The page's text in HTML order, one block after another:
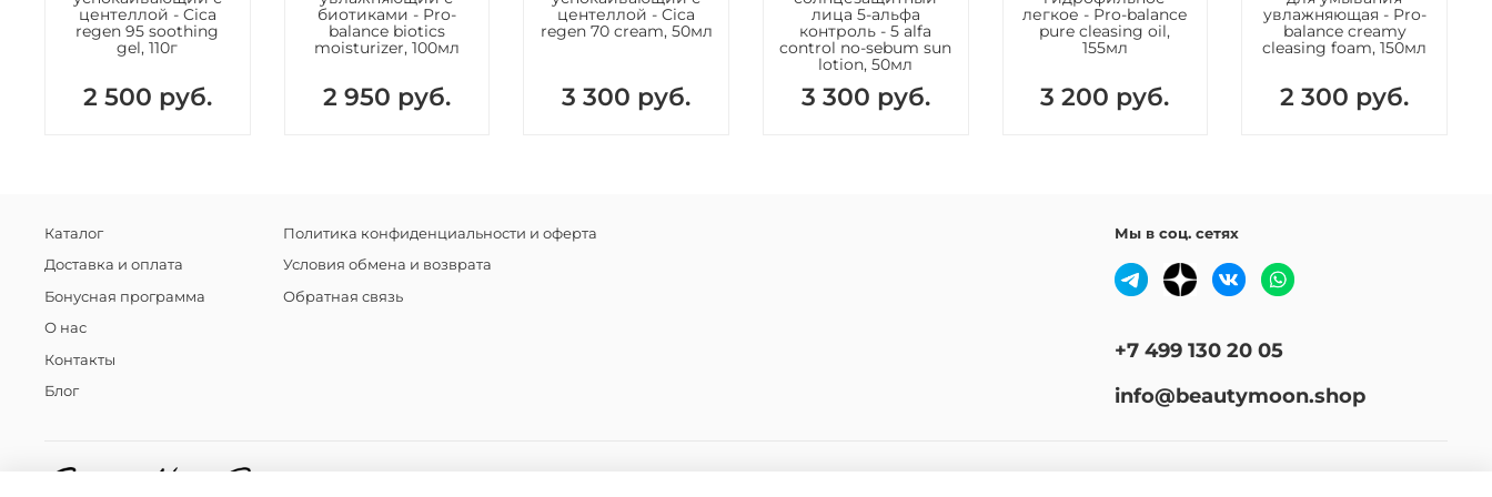
Glycerin, Carbomer , Ammonium Acryloyl Dimethyl
Taurate/Vpicopolymer, Glyceryl Stearate Citrate, Inulin Lauryl
Carbamate, Acrylate/C10-30 Alkyl Acrylate Crosspolymer, Sodium
Methylpropanediol, Polyether-1, Panthenol, Tocopherol,
Dimethylsilanol, Fragrance.
центеллой - Cica
regen 95 soothing
gel, 110г
2 500 руб.
биотиками - Pro-
balance biotics
moisturizer, 100мл
2 950 руб.
центеллой - Cica
regen 70 cream, 50мл
3 300 руб.
лица 5-альфа
контроль - 5 alfa
control no-sebum sun
lotion, 50мл
3 300 руб.
легкое - Pro-balance
pure cleasing oil,
155мл
3 200 руб.
увлажняющая - Pro-
balance creamy
cleasing foam, 150мл
2 300 руб.
Каталог
Доставка и оплата
Бонусная программа
О нас
Контакты
Блог
Политика конфиденциальности и оферта
Условия обмена и возврата
Обратная связь
Мы в соц. сетях
+7 499 130 20 05
info@beautymoon.shop